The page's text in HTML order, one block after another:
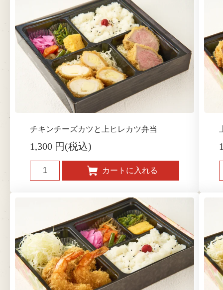
チキンチーズカツと上ヒレカツ弁当
1,300 円(税込)